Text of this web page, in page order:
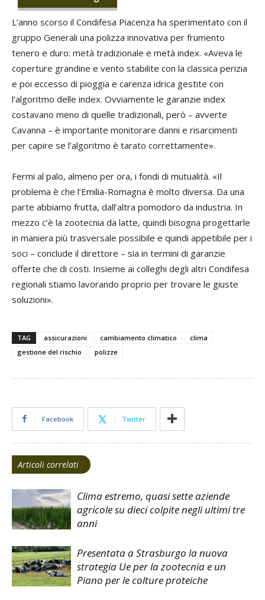
L’anno scorso il Condifesa Piacenza ha sperimentato con il
gruppo Generali una polizza innovativa per frumento
tenero e duro: metà tradizionale e metà index. «Aveva le
coperture grandine e vento stabilite con la classica perizia
e poi eccesso di pioggia e carenza idrica gestite con
l’algoritmo delle index. Ovviamente le garanzie index
costavano meno di quelle tradizionali, però – avverte
Cavanna – è importante monitorare danni e risarcimenti
per capire se l’algoritmo è tarato correttamente».
Fermi al palo, almeno per ora, i fondi di mutualità. «Il
problema è che l’Emilia-Romagna è molto diversa. Da una
parte abbiamo frutta, dall’altra pomodoro da industria. In
mezzo c’è la zootecnia da latte, quindi bisogna progettarle
in maniera più trasversale possibile e quindi appetibile per i
soci – conclude il direttore – sia in termini di garanzie
offerte che di costi. Insieme ai colleghi degli altri Condifesa
regionali stiamo lavorando proprio per trovare le giuste
soluzioni».
TAG assicurazioni cambiamento climatico
clima
gestione del rischio
polizze
Facebook Twitter
Articoli correlati
Clima estremo, quasi sette aziende
agricole su dieci colpite negli ultimi tre
anni
Presentata a Strasburgo la nuova
strategia Ue per la zootecnia e un
Piano per le colture proteiche